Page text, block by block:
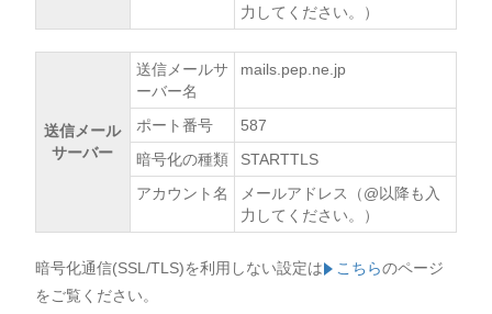
力してください。）
送信メール
サーバー
送信メールサ
ーバー名
mails.pep.ne.jp
ポート番号
587
暗号化の種類
STARTTLS
アカウント名
メールアドレス（@以降も入
力してください。）
暗号化通信(SSL/TLS)を利用しない設定は こちらのページ
をご覧ください。